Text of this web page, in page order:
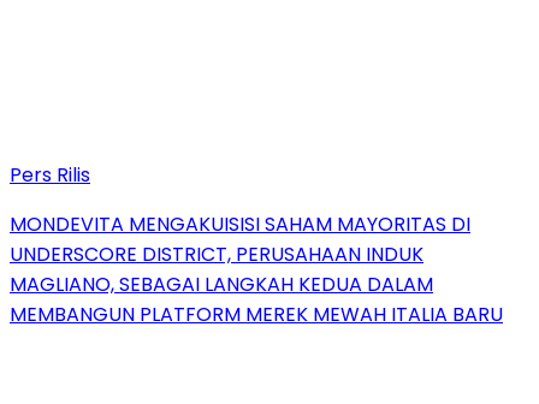
Pers Rilis
MONDEVITA MENGAKUISISI SAHAM MAYORITAS DI
UNDERSCORE DISTRICT, PERUSAHAAN INDUK
MAGLIANO, SEBAGAI LANGKAH KEDUA DALAM
MEMBANGUN PLATFORM MEREK MEWAH ITALIA BARU